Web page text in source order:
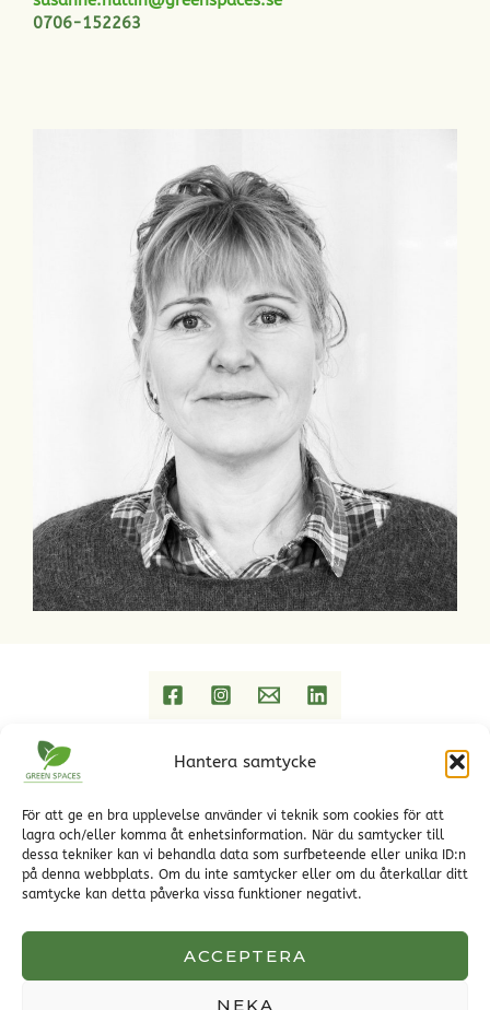
Hantera samtycke
För att ge en bra upplevelse använder vi teknik som cookies för att
lagra och/eller komma åt enhetsinformation. När du samtycker till
dessa tekniker kan vi behandla data som surfbeteende eller unika ID:n
på denna webbplats. Om du inte samtycker eller om du återkallar ditt
samtycke kan detta påverka vissa funktioner negativt.
ACCEPTERA
NEKA
0706-152263
Hem
Referenser
Trädgårdsblogg Green Spaces
Kontakt
Om Green Spaces